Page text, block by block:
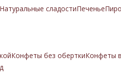
Натуральные сладостиПеченье
Конфеты без оберткиКонфеты